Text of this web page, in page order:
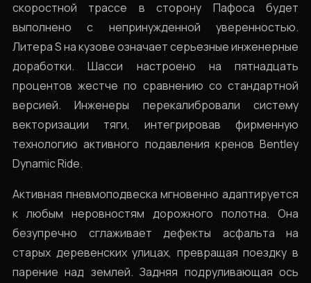
скоростной трассе в сторону Пафоса будет
выполнено с непринужденной уверенностью.
Литера S на кузове означает серьезные инженерные
доработки. Шасси настроено на пятнадцать
процентов жестче по сравнению со стандартной
версией. Инженеры перекалибровали систему
векторизации тяги, интегрировав фирменную
технологию активного подавления кренов Bentley
Dynamic Ride.
Активная пневмоподвеска мгновенно адаптируется
к любым неровностям дорожного полотна. Она
безупречно сглаживает дефекты асфальта на
старых деревенских улицах, превращая поездку в
парение над землей. Задняя подруливающая ось